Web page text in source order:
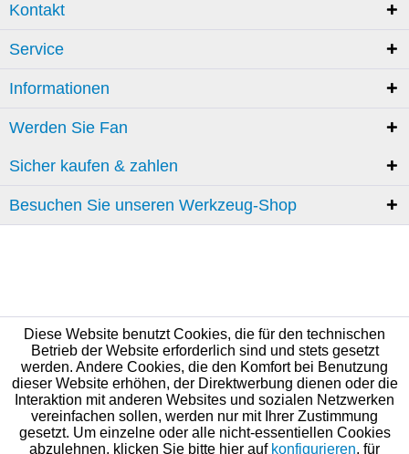
Kontakt
Service
Informationen
Werden Sie Fan
Sicher kaufen & zahlen
Besuchen Sie unseren Werkzeug-Shop
Diese Website benutzt Cookies, die für den technischen
Betrieb der Website erforderlich sind und stets gesetzt
werden. Andere Cookies, die den Komfort bei Benutzung
dieser Website erhöhen, der Direktwerbung dienen oder die
Interaktion mit anderen Websites und sozialen Netzwerken
vereinfachen sollen, werden nur mit Ihrer Zustimmung
gesetzt. Um einzelne oder alle nicht-essentiellen Cookies
abzulehnen, klicken Sie bitte hier auf konfigurieren, für